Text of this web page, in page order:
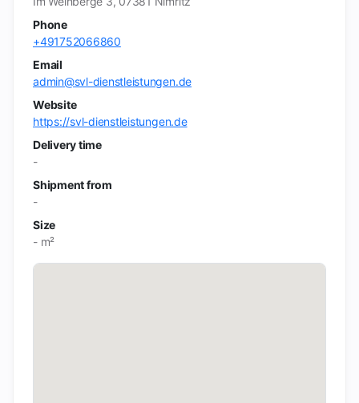
Phone
+491752066860
Email
admin@svl-dienstleistungen.de
Website
https://svl-dienstleistungen.de
Delivery time
-
Shipment from
-
Size
- m²